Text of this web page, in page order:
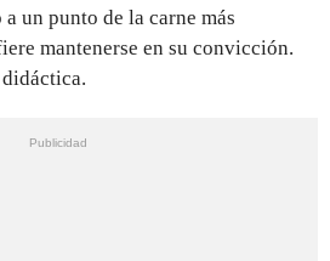
un punto de la carne más
mantenerse en su convicción.